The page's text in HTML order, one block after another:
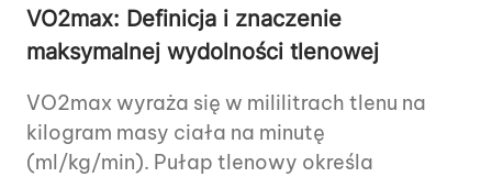
VO2max: Definicja i znaczenie
maksymalnej wydolności tlenowej
VO2max wyraża się w mililitrach tlenu na
kilogram masy ciała na minutę
(ml/kg/min). Pułap tlenowy określa